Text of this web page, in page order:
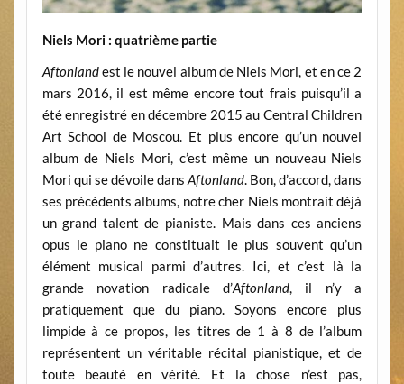
Niels Mori : quatrième partie
Aftonlandest le nouvel album de Niels Mori, et en ce 2
mars 2016, il est même encore tout frais puisqu’il a
été enregistré en décembre 2015 au Central Children
Art School de Moscou. Et plus encore qu’un nouvel
album de Niels Mori, c’est même un nouveau Niels
Mori qui se dévoile dansAftonland. Bon, d’accord, dans
ses précédents albums, notre cher Niels montrait déjà
un grand talent de pianiste. Mais dans ces anciens
opus le piano ne constituait le plus souvent qu’un
élément musical parmi d’autres. Ici, et c’est là la
grande novation radicale d’Aftonland, il n’y a
pratiquement que du piano. Soyons encore plus
limpide à ce propos, les titres de 1 à 8 de l’album
représentent un véritable récital pianistique, et de
toute beauté en vérité. Et la chose n’est pas,